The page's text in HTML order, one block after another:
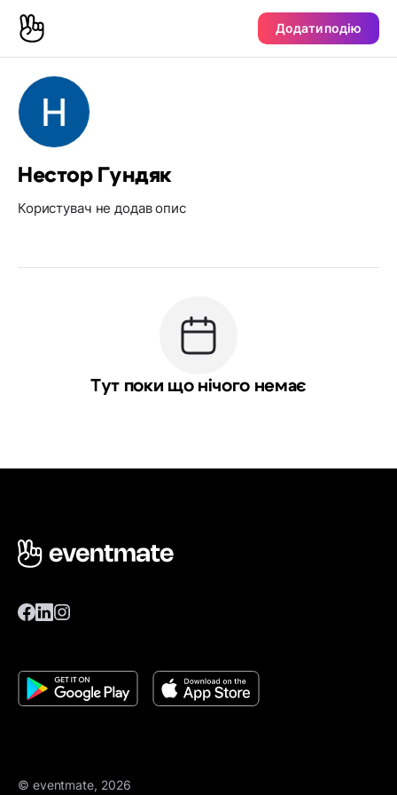
Додати подію
Нестор Гундяк
Користувач не додав опис
Тут поки що нічого немає
© eventmate, 2026